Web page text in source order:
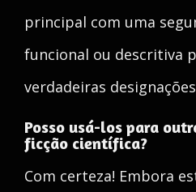
principal com uma
funcional ou descritiva
verdadeiras
Posso usá-los para
ficção científica?
Com certeza! Embora